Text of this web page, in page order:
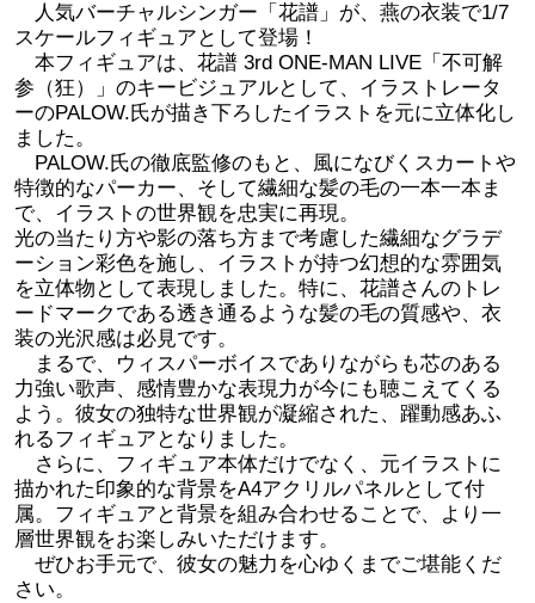
人気バーチャルシンガー「花譜」が、燕の衣装で1/7
スケールフィギュアとして登場！
本フィギュアは、花譜 3rd ONE-MAN LIVE「不可解
参（狂）」のキービジュアルとして、イラストレータ
ーのPALOW.氏が描き下ろしたイラストを元に立体化し
ました。
PALOW.氏の徹底監修のもと、風になびくスカートや
特徴的なパーカー、そして繊細な髪の毛の一本一本ま
で、イラストの世界観を忠実に再現。
光の当たり方や影の落ち方まで考慮した繊細なグラデ
ーション彩色を施し、イラストが持つ幻想的な雰囲気
を立体物として表現しました。特に、花譜さんのトレ
ードマークである透き通るような髪の毛の質感や、衣
装の光沢感は必見です。
まるで、ウィスパーボイスでありながらも芯のある
力強い歌声、感情豊かな表現力が今にも聴こえてくる
よう。彼女の独特な世界観が凝縮された、躍動感あふ
れるフィギュアとなりました。
さらに、フィギュア本体だけでなく、元イラストに
描かれた印象的な背景をA4アクリルパネルとして付
属。フィギュアと背景を組み合わせることで、より一
層世界観をお楽しみいただけます。
ぜひお手元で、彼女の魅力を心ゆくまでご堪能くだ
さい。